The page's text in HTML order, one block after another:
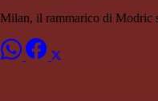
Milan, il rammarico di Modric